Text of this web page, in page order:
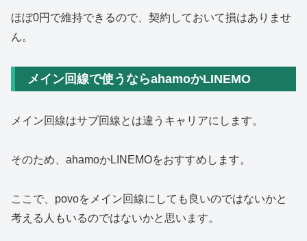
ほぼ0円で維持できるので、契約しておいて損はありませ
ん。
メイン回線で使うならahamoかLINEMO
メイン回線はサブ回線とは違うキャリアにします。
そのため、ahamoかLINEMOをおすすめします。
ここで、povoをメイン回線にしても良いのではないかと
考える人もいるのではないかと思います。